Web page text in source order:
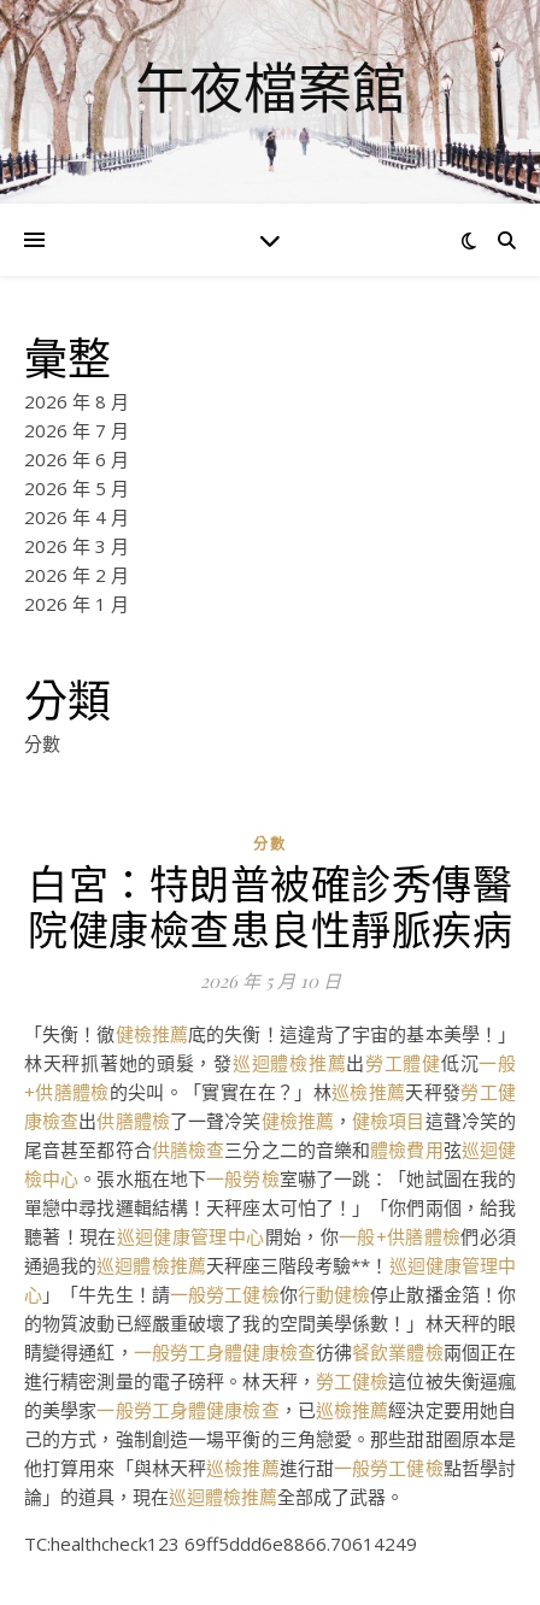
午夜檔案館
彙整
2026 年 8 月
2026 年 7 月
2026 年 6 月
2026 年 5 月
2026 年 4 月
2026 年 3 月
2026 年 2 月
2026 年 1 月
分類
分數
分數
白宮：特朗普被確診秀傳醫
院健康檢查患良性靜脈疾病
2026 年 5 月 10 日
「失衡！徹健檢推薦底的失衡！這違背了宇宙的基本美學！」
林天秤抓著她的頭髮，發巡迴體檢推薦出勞工體健低沉一般
+供膳體檢的尖叫。「實實在在？」林巡檢推薦天秤發勞工健
康檢查出供膳體檢了一聲冷笑健檢推薦 ，健檢項目這聲冷笑的
尾音甚至都符合供膳檢查三分之二的音樂和體檢費用弦巡迴健
檢中心 。張水瓶在地下一般勞檢室嚇了一跳：「她試圖在我的
單戀中尋找邏輯結構！天秤座太可怕了！」「你們兩個，給我
聽著！現在巡迴健康管理中心開始，你一般+供膳體檢們必須
通過我的巡迴體檢推薦天秤座三階段考驗**！ 巡迴健康管理中
心 」「牛先生！請一般勞工健檢你行動健檢停止散播金箔！你
的物質波動已經嚴重破壞了我的空間美學係數！」林天秤的眼
睛變得通紅， 一般勞工身體健康檢查彷彿餐飲業體檢兩個正在
進行精密測量的電子磅秤。林天秤， 勞工健檢這位被失衡逼瘋
的美學家一般勞工身體健康檢查，已巡檢推薦經決定要用她自
己的方式，強制創造一場平衡的三角戀愛。那些甜甜圈原本是
他打算用來「與林天秤巡檢推薦進行甜一般勞工健檢點哲學討
論」的道具，現在巡迴體檢推薦全部成了武器。
TC:healthcheck123 69ff5ddd6e8866.70614249